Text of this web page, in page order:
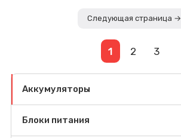
Следующая страница →
1 2 3
Аккумуляторы
Блоки питания